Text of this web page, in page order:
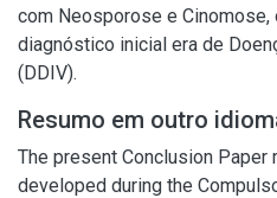
com Neosporose e Cinomose,
diagnóstico inicial era de
(DDIV).
Resumo em outro
The present Conclusion
developed during the